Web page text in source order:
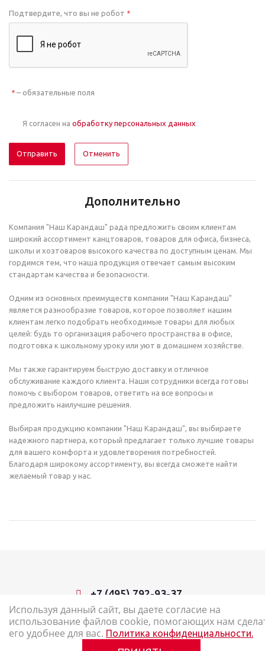
Подтвердите, что вы не робот *
* – обязательные поля
Я согласен на обработку персональных данных
Отменить
Дополнительно
Компания "Наш Карандаш" рада предложить своим клиентам
широкий ассортимент канцтоваров, товаров для офиса, бизнеса,
школы и хозтоваров высокого качества по доступным ценам. Мы
гордимся тем, что наша продукция отвечает самым высоким
стандартам качества и безопасности.
Одним из основных преимуществ компании "Наш Карандаш"
является разнообразие товаров, которое позволяет нашим
клиентам легко подобрать необходимые товары для любых
целей: будь то организация рабочего пространства в офисе,
подготовка к школьному уроку или уют в домашнем хозяйстве.
Мы также гарантируем быструю доставку и отличное
обслуживание каждого клиента. Наши сотрудники всегда готовы
помочь с выбором товаров, ответить на все вопросы и
предложить наилучшие решения.
Выбирая продукцию компании "Наш Карандаш", вы выбираете
надежного партнера, который предлагает только лучшие товары
для вашего комфорта и удовлетворения потребностей.
Благодаря широкому ассортименту, вы всегда сможете найти
желаемый товар у нас.
+7 (495) 792-93-37
2026 © Наш Карандаш: интернет-магазин канцелярских товаров
Используя данный сайт, вы даете согласие на
использование файлов cookie, помогающих нам
его удобнее для вас. Политика конфиденциальности.